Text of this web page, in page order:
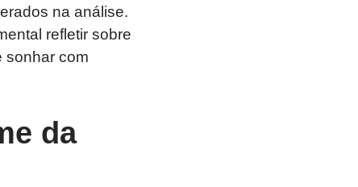
na análise.
refletir sobre
sonhar com
da